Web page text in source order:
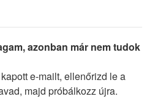
azonban már nem tudok
e-mailt, ellenőrizd le a
majd próbálkozz újra.